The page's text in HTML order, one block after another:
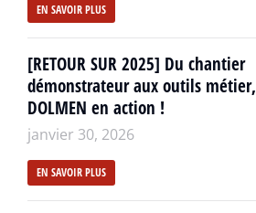
EN SAVOIR PLUS
[RETOUR SUR 2025] Du chantier
démonstrateur aux outils métier,
DOLMEN en action !
janvier 30, 2026
EN SAVOIR PLUS